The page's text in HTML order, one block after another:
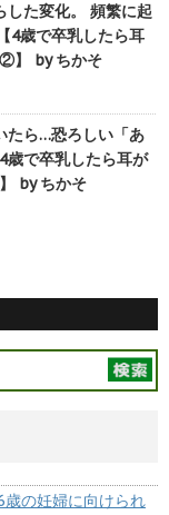
した変化。 頻繁に起
4歳で卒乳したら耳
】 by ちかそ
たら…恐ろしい「あ
歳で卒乳したら耳が
by ちかそ
歳の妊婦に向けられ